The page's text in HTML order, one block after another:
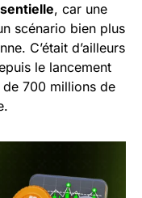
, car une
scénario bien plus
C’était d’ailleurs
le lancement
700 millions de